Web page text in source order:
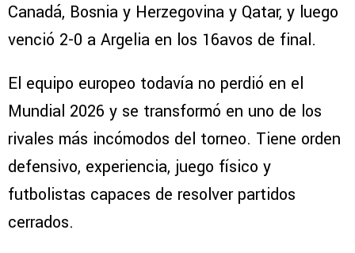
Canadá, Bosnia y Herzegovina y Qatar, y luego
venció 2-0 a Argelia en los 16avos de final.
El equipo europeo todavía no perdió en el
Mundial 2026 y se transformó en uno de los
rivales más incómodos del torneo. Tiene orden
defensivo, experiencia, juego físico y
futbolistas capaces de resolver partidos
cerrados.